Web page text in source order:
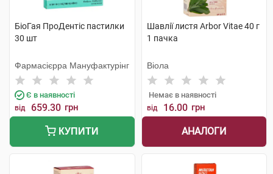
БіоГая ПроДентіс пастилки
30 шт
Фармасієрра Мануфактурінг
Є в наявності
від 659.30 грн
КУПИТИ
Шавлії листя Arbor Vitae 40 г
1 пачка
Віола
Немає в наявності
від 16.00 грн
АНАЛОГИ